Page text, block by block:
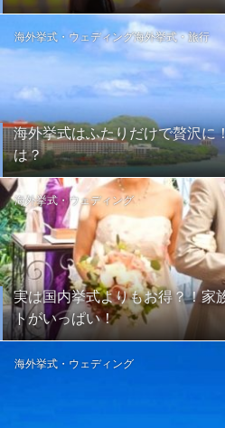
海外挙式はふたりだけで贅沢に
は？
海外挙式・ウェディング海外挙式・旅行
実は国内挙式よりもお得？！家
トがいっぱい！
海外挙式・ウェディング
海外挙式・ウェディング